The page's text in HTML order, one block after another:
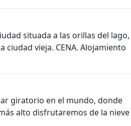
situada a las orillas del lago,
vieja. CENA. Alojamiento
giratorio en el mundo, donde
alto disfrutaremos de la nieve